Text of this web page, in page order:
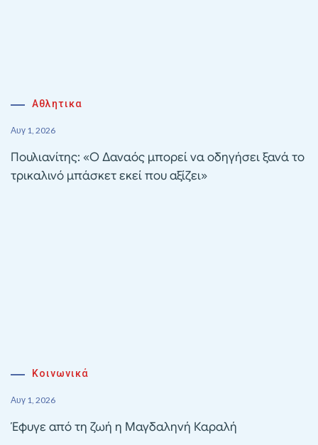
Αθλητικα
Αυγ 1, 2026
Πουλιανίτης: «Ο Δαναός μπορεί να οδηγήσει ξανά το
τρικαλινό μπάσκετ εκεί που αξίζει»
Κοινωνικά
Αυγ 1, 2026
Έφυγε από τη ζωή η Μαγδαληνή Καραλή